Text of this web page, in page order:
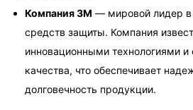
Компания 3M — мировой лидер в
средств защиты. Компания
инновационными технологиями и
качества, что обеспечивает
долговечность продукции.